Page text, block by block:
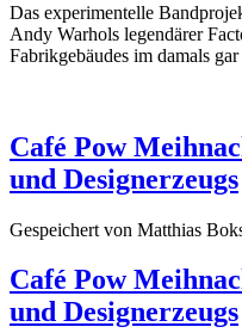
Das experimentelle
Andy Warhols legendärer
Fabrikgebäudes im damals
Café Pow
und Designerzeugs
Gespeichert von Matthias
Café Pow
und Designerzeugs